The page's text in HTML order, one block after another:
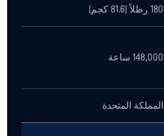
180 رطلاً (81.6 كجم)
148,000 ساعة
المملكة المتحدة